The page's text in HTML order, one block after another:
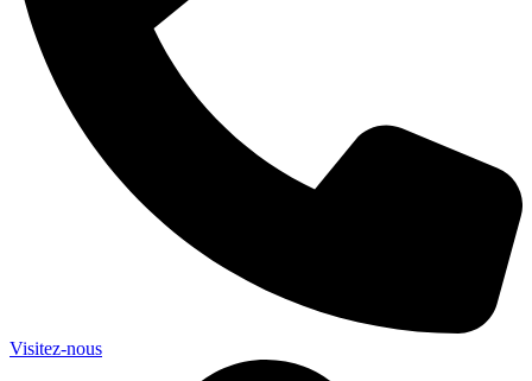
Visitez-nous